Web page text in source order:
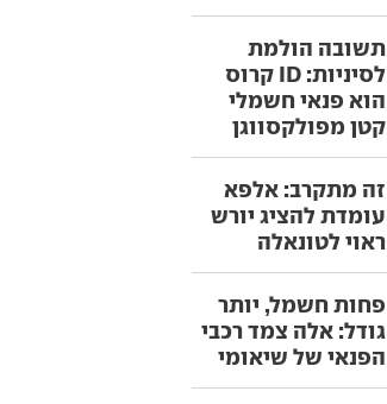
תשובה הולמת
לסיניות: ID קרוס
הוא פנאי חשמלי
קטן מפולקסווגן
זה מתקרב: אלפא
עומדת להציג יורש
ראוי לטונאלה
פחות חשמל, יותר
גודל: אלה צמד רכבי
הפנאי של שיאומי